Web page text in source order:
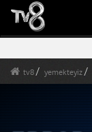
tv8 yemekteyiz